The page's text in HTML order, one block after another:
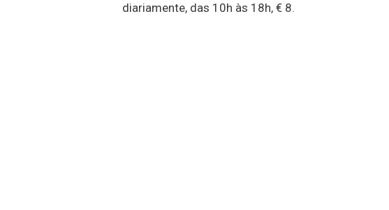
diariamente, das 10h às 18h, € 8.